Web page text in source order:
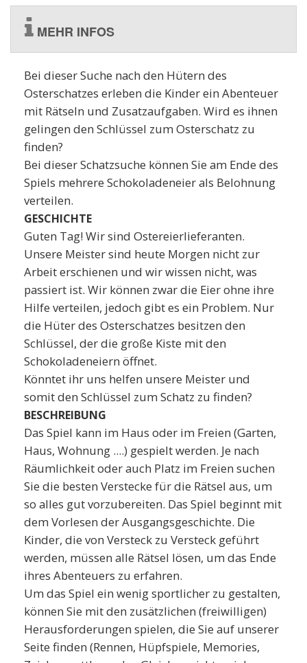
MEHR INFOS
Bei dieser Suche nach den Hütern des
Osterschatzes erleben die Kinder ein Abenteuer
mit Rätseln und Zusatzaufgaben. Wird es ihnen
gelingen den Schlüssel zum Osterschatz zu
finden?
Bei dieser Schatzsuche können Sie am Ende des
Spiels mehrere Schokoladeneier als Belohnung
verteilen.
GESCHICHTE
Guten Tag! Wir sind Ostereierlieferanten.
Unsere Meister sind heute Morgen nicht zur
Arbeit erschienen und wir wissen nicht, was
passiert ist. Wir können zwar die Eier ohne ihre
Hilfe verteilen, jedoch gibt es ein Problem. Nur
die Hüter des Osterschatzes besitzen den
Schlüssel, der die große Kiste mit den
Schokoladeneiern öffnet.
Könntet ihr uns helfen unsere Meister und
somit den Schlüssel zum Schatz zu finden?
BESCHREIBUNG
Das Spiel kann im Haus oder im Freien (Garten,
Haus, Wohnung ....) gespielt werden. Je nach
Räumlichkeit oder auch Platz im Freien suchen
Sie die besten Verstecke für die Rätsel aus, um
so alles gut vorzubereiten. Das Spiel beginnt mit
dem Vorlesen der Ausgangsgeschichte. Die
Kinder, die von Versteck zu Versteck geführt
werden, müssen alle Rätsel lösen, um das Ende
ihres Abenteuers zu erfahren.
Um das Spiel ein wenig sportlicher zu gestalten,
können Sie mit den zusätzlichen (freiwilligen)
Herausforderungen spielen, die Sie auf unserer
Seite finden (Rennen, Hüpfspiele, Memories,